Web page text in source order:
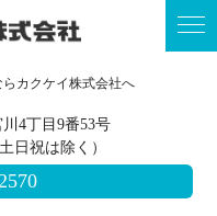
カクケイ株式会社へ
4丁目9番53号
日祝は除く）